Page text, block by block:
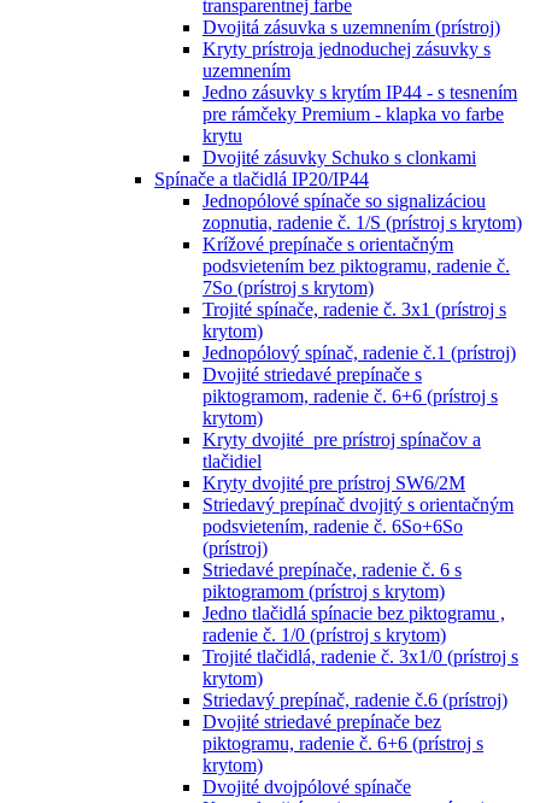
transparentnej farbe
Dvojitá zásuvka s uzemnením (prístroj)
Kryty prístroja jednoduchej zásuvky s
uzemnením
Jedno zásuvky s krytím IP44 - s tesnením
pre rámčeky Premium - klapka vo farbe
krytu
Dvojité zásuvky Schuko s clonkami
Spínače a tlačidlá IP20/IP44
Jednopólové spínače so signalizáciou
zopnutia, radenie č. 1/S (prístroj s krytom)
Krížové prepínače s orientačným
podsvietením bez piktogramu, radenie č.
7So (prístroj s krytom)
Trojité spínače, radenie č. 3x1 (prístroj s
krytom)
Jednopólový spínač, radenie č.1 (prístroj)
Dvojité striedavé prepínače s
piktogramom, radenie č. 6+6 (prístroj s
krytom)
Kryty dvojité pre prístroj spínačov a
tlačidiel
Kryty dvojité pre prístroj SW6/2M
Striedavý prepínač dvojitý s orientačným
podsvietením, radenie č. 6So+6So
(prístroj)
Striedavé prepínače, radenie č. 6 s
piktogramom (prístroj s krytom)
Jedno tlačidlá spínacie bez piktogramu ,
radenie č. 1/0 (prístroj s krytom)
Trojité tlačidlá, radenie č. 3x1/0 (prístroj s
krytom)
Striedavý prepínač, radenie č.6 (prístroj)
Dvojité striedavé prepínače bez
piktogramu, radenie č. 6+6 (prístroj s
krytom)
Dvojité dvojpólové spínače